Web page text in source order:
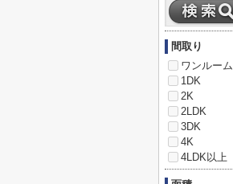
間取り
ワンルーム
1DK
2K
2LDK
3DK
4K
4LDK以上